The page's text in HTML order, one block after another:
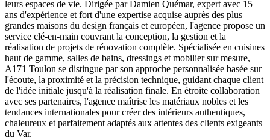
leurs espaces de vie. Dirigée par Damien Quémar, expert avec 15
ans d'expérience et fort d'une expertise acquise auprès des plus
grandes maisons du design français et européen, l'agence propose un
service clé-en-main couvrant la conception, la gestion et la
réalisation de projets de rénovation complète. Spécialisée en cuisines
haut de gamme, salles de bains, dressings et mobilier sur mesure,
A171 Toulon se distingue par son approche personnalisée basée sur
l'écoute, la proximité et la précision technique, guidant chaque client
de l'idée initiale jusqu'à la réalisation finale. En étroite collaboration
avec ses partenaires, l'agence maîtrise les matériaux nobles et les
tendances internationales pour créer des intérieurs authentiques,
chaleureux et parfaitement adaptés aux attentes des clients exigeants
du Var.